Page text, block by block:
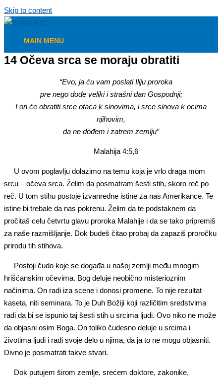
Skip to content
MAIN MENU
14 Očeva srca se moraju obratiti
“Evo, ja ću vam poslati Iliju proroka
pre nego dođe veliki i strašni dan Gospodnji;
I on će obratiti srce otaca k sinovima, i srce sinova k ocima
njihovim,
da ne dođem i zatrem zemlju”
Malahija 4:5,6
U ovom poglavlju dolazimo na temu koja je vrlo draga mom
srcu – očeva srca. Želim da posmatram šesti stih, skoro reč po
reč. U tom stihu postoje izvanredne istine za nas Amerikance. Te
istine bi trebale da nas pokrenu. Želim da te podstaknem da
pročitaš celu četvrtu glavu proroka Malahije i da se tako pripremiš
za naše razmišljanje. Dok budeš čitao probaj da zapaziš proročku
prirodu tih stihova.
Postoji čudo koje se događa u našoj zemlji među mnogim
hrišćanskim očevima. Bog deluje neobično misterioznim
načinima. On radi iza scene i donosi promene. To nije rezultat
kaseta, niti seminara. To je Duh Božiji koji različitim sredstvima
radi da bi se ispunio taj šesti stih u srcima ljudi. Ovo niko ne može
da objasni osim Boga. On toliko čudesno deluje u srcima i
životima ljudi i radi svoje delo u njima, da ja to ne mogu objasniti.
Divno je posmatrati takve stvari.
Dok putujem širom zemlje, srećem doktore, zakonike,